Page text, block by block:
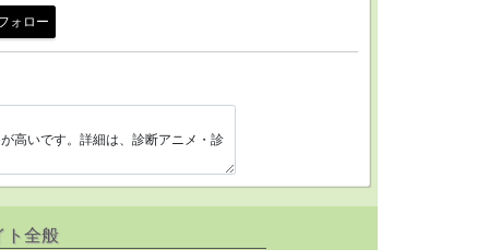
ォロー
ト全般